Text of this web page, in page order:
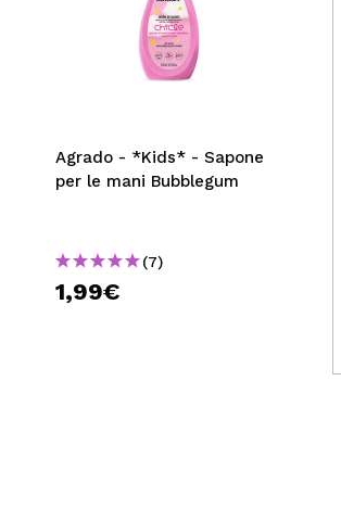
Agrado - *Kids* - Sapone
per le mani Bubblegum
(7)
1,99€